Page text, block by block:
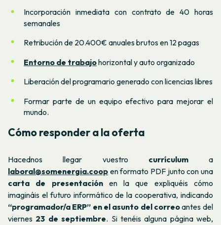
Incorporación inmediata con contrato de 40 horas
semanales
Retribución de 20.400€ anuales brutos en 12 pagas
Entorno de trabajohorizontal y auto organizado
Liberación del programario generado con licencias libres
Formar parte de un equipo efectivo para mejorar el
mundo.
Cómo responder a la oferta
Hacednos llegar vuestro currículuma
laboral@somenergia.coop en formato PDF junto con una
carta de presentaciónen la que expliquéis cómo
imagináis el futuro informático de la cooperativa, indicando
“programador/a ERP” en el asunto del correoantes del
viernes 23 de septiembre. Si tenéis alguna página web,